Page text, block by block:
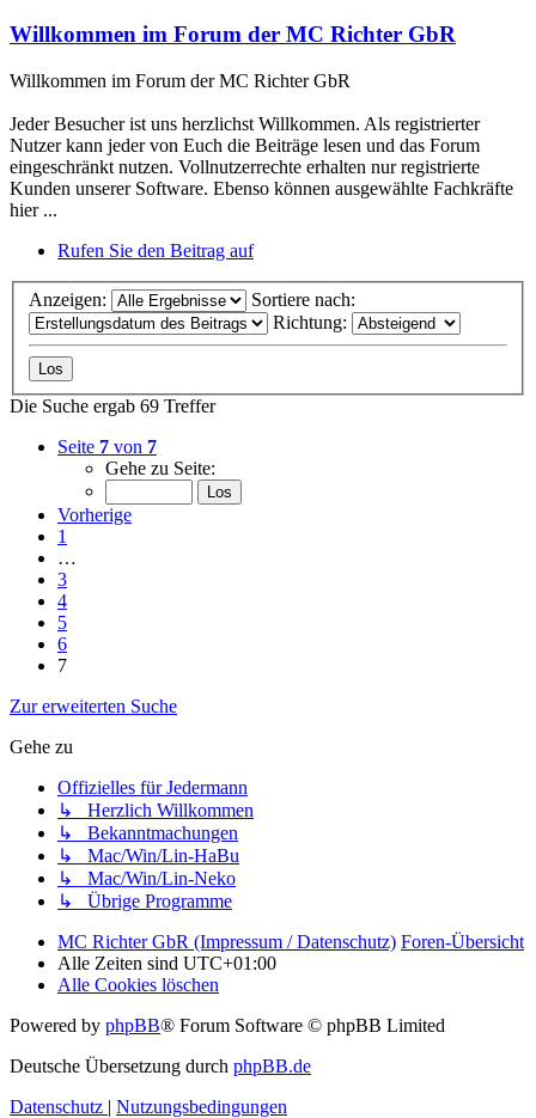
Willkommen im Forum der MC Richter GbR
Willkommen im Forum der MC Richter GbR
Jeder Besucher ist uns herzlichst Willkommen. Als registrierter
Nutzer kann jeder von Euch die Beiträge lesen und das Forum
eingeschränkt nutzen. Vollnutzerrechte erhalten nur registrierte
Kunden unserer Software. Ebenso können ausgewählte Fachkräfte
hier ...
Rufen Sie den Beitrag auf
Anzeigen:
Sortiere nach:
Richtung:
Die Suche ergab 69 Treffer
Seite 7 von 7
Gehe zu Seite:
Vorherige
1
…
3
4
5
6
7
Zur erweiterten Suche
Gehe zu
Offizielles für Jedermann
↳ Herzlich Willkommen
↳ Bekanntmachungen
↳ Mac/Win/Lin-HaBu
↳ Mac/Win/Lin-Neko
↳ Übrige Programme
MC Richter GbR (Impressum / Datenschutz) Foren-Übersicht
Alle Zeiten sind UTC+01:00
Alle Cookies löschen
Powered by phpBB® Forum Software © phpBB Limited
Deutsche Übersetzung durch phpBB.de
Datenschutz | Nutzungsbedingungen